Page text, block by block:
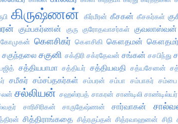
கிருஷ்ணன் கிர்மீரன் கீசகன் கீசகர்கள்
கும்பகர்ணன் குரு குரோதவாசர்கள் குவலாஸ்வன்
கோமுகன் கௌசிகர் கௌசிகி கௌதமன்
சகுந்தலை சகுனி சக்திரி சக்ரதேவன் சங்கன் சசபிந்து
சத்தியபாமா சத்தியர் சத்தியவதி சத்யசேனன்
சமீகர் சம்சப்தகர்கள் சம்பரன் சம்பா சம்பாகர் சம்பை
சல்லியன் சஹஸ்ரபத் சாகரன் சாண்டிலி சாண்டில்யர்
சாரிசிரிகன் சாருதேஷ்ணன் சார்வாகன்
சித்திராங்கதை சித்ரகுப்தன் சித்ரவாஹனன் சிநி